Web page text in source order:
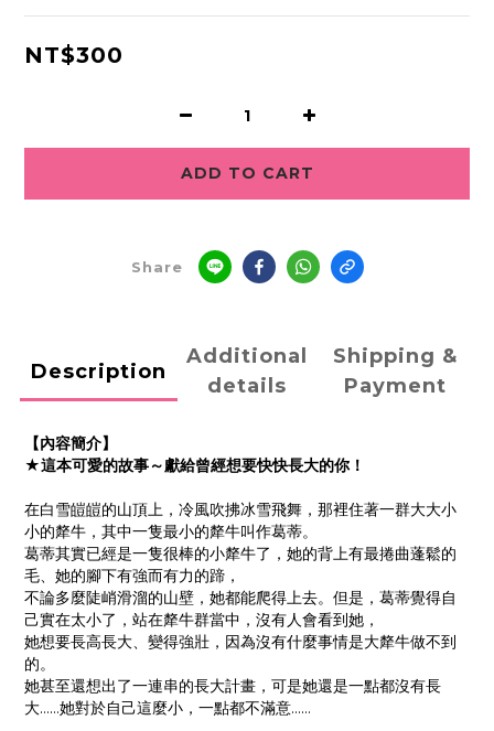
NT$300
ADD TO CART
Share
Description
Additional
details
Shipping &
Payment
【內容簡介】
★這本可愛的故事～獻給曾經想要快快長大的你！
在白雪皚皚的山頂上，冷風吹拂冰雪飛舞，那裡住著一群大大小
小的犛牛，其中一隻最小的犛牛叫作葛蒂。
葛蒂其實已經是一隻很棒的小犛牛了，她的背上有最捲曲蓬鬆的
毛、她的腳下有強而有力的蹄，
不論多麼陡峭滑溜的山壁，她都能爬得上去。 但是，葛蒂覺得自
己實在太小了，站在犛牛群當中，沒有人會看到她，
她想要長高長大、變得強壯，因為沒有什麼事情是大犛牛做不到
的。
她甚至還想出了一連串的長大計畫，可是她還是一點都沒有長
大……她對於自己這麼小，一點都不滿意……